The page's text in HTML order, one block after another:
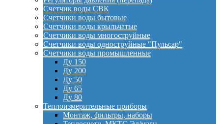
Счетчик воды СВК
Счетчики воды бытовые
Счетчики воды крыльчатые
Счетчики воды многоструйные
Счетчики воды одноструйные "Пульсар"
Счетчики воды промышленные
Ду 150
Ду 200
Ду 50
Ду 65
Ду 80
Теплоизмерительные приборы
Монтаж, фильтры, наборы